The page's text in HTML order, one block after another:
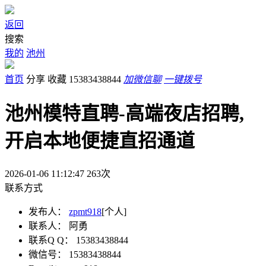
返回
搜索
我的 池州
首页 分享 收藏 15383438844 加微信聊 一键拨号
池州模特直聘-高端夜店招聘,
开启本地便捷直招通道
2026-01-06 11:12:47 263次
联系方式
发布人： zpmt918[个人]
联系人：
阿勇
联系Q Q：
15383438844
微信号：
15383438844